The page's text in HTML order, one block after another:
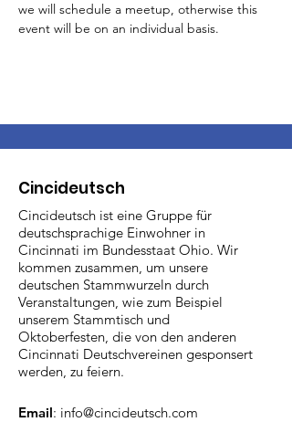
we will schedule a meetup, otherwise this
event will be on an individual basis.
Cincideutsch
Cincideutsch ist eine Gruppe für
deutschsprachige Einwohner in
Cincinnati im Bundesstaat Ohio. Wir
kommen zusammen, um unsere
deutschen Stammwurzeln durch
Veranstaltungen, wie zum Beispiel
unserem Stammtisch und
Oktoberfesten, die von den anderen
Cincinnati Deutschvereinen gesponsert
werden, zu feiern.
Email: info@cincideutsch.com